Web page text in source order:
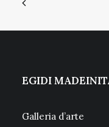
EGIDI
Galleria d’arte